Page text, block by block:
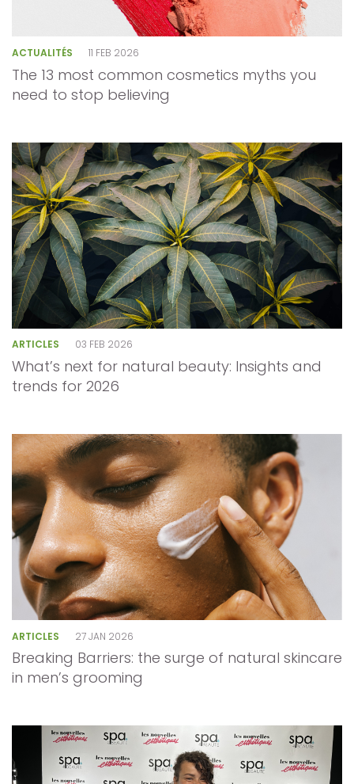
ACTUALITÉS 11 FEB 2026
The 13 most common cosmetics myths you
need to stop believing
ARTICLES 03 FEB 2026
What’s next for natural beauty: Insights and
trends for 2026
ARTICLES 27 JAN 2026
Breaking Barriers: the surge of natural skincare
in men’s grooming